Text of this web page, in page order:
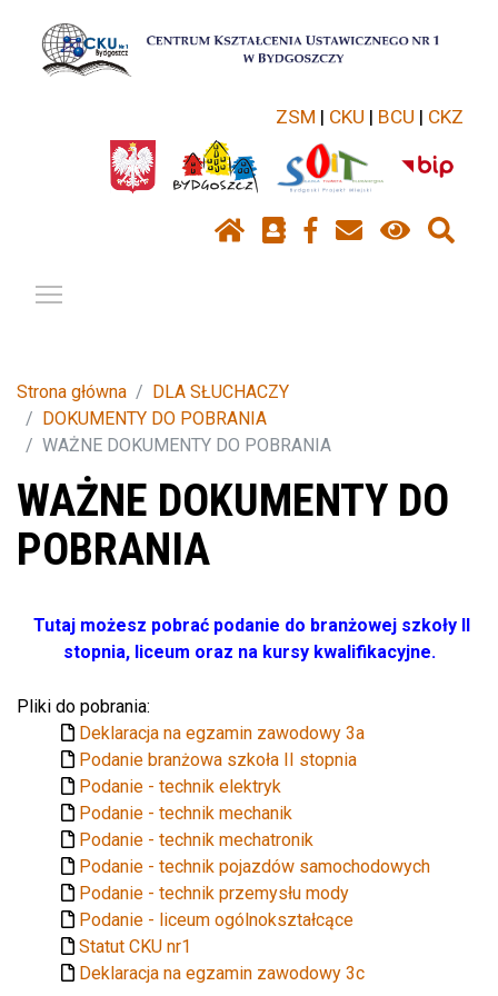
ZSM | CKU | BCU | CKZ
Strona główna
DLA SŁUCHACZY
DOKUMENTY DO POBRANIA
WAŻNE DOKUMENTY DO POBRANIA
WAŻNE DOKUMENTY DO
POBRANIA
Tutaj możesz pobrać podanie do branżowej szkoły II
stopnia, liceum oraz na kursy kwalifikacyjne.
Pliki do pobrania:
Deklaracja na egzamin zawodowy 3a
Podanie branżowa szkoła II stopnia
Podanie - technik elektryk
Podanie - technik mechanik
Podanie - technik mechatronik
Podanie - technik pojazdów samochodowych
Podanie - technik przemysłu mody
Podanie - liceum ogólnokształcące
Statut CKU nr1
Deklaracja na egzamin zawodowy 3c